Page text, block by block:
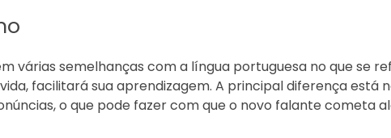
várias semelhanças com a língua portuguesa no que se
facilitará sua aprendizagem. A principal diferença está
o que pode fazer com que o novo falante cometa